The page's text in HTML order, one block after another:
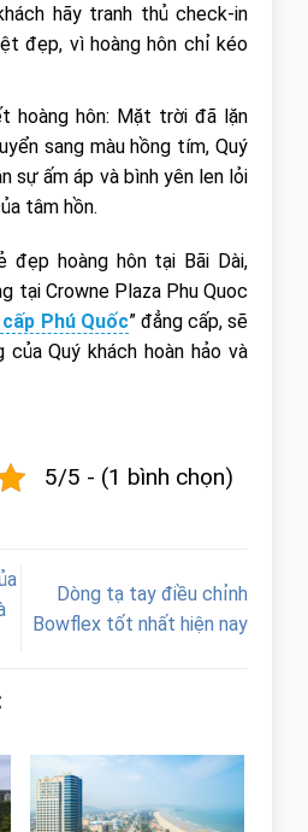
hãy tranh thủ check-in
đẹp, vì hoàng hôn chỉ kéo
hoàng hôn: Mặt trời đã lặn
sang màu hồng tím, Quý
sự ấm áp và bình yên len lỏi
tâm hồn.
hoàng hôn tại Bãi Dài,
tại Crowne Plaza Phu Quoc
Phú Quốc” đẳng cấp, sẽ
Quý khách hoàn hảo và
5/5 - (1 bình chọn)
Dòng tạ tay điều chỉnh
Bowflex tốt nhất hiện nay